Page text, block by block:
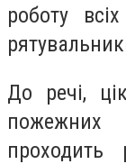
роботу
До речі,